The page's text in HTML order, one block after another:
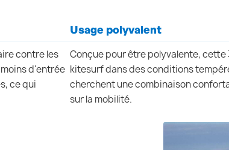
contre les
d'entrée
ce qui
Usage polyvalent
Conçue pour être polyvalente, cette
kitesurf dans des conditions
cherchent une combinaison
sur la mobilité.